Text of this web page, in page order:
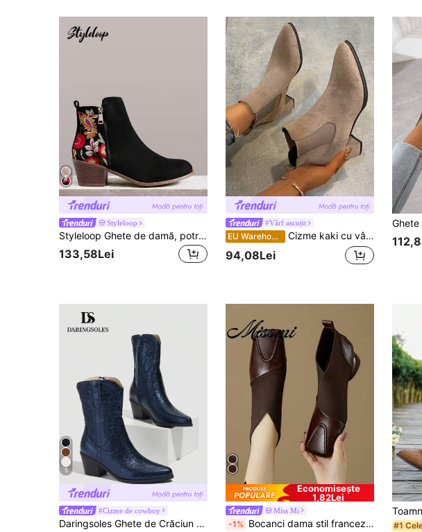
Styleloop
Styleloop Ghete de damă, potrivite pentru vacanță, stil boho, retro american, boem, stil western, festivaluri de muzică, petreceri, Crăciun, Halloween
133,58Lei
#Vârf ascuțit
EU Warehouse Cizme kaki cu vârful ascuțit pentru femei, toc gros, cizme de iarnă versatile, ghete confortabile, mărime mică până la jumătate, cizme pentru femei
94,08Lei
5
#Cizme de cowboy
Daringsoles Ghete de Crăciun pentru femei, cu vârful ascuțit și toc înalt, în stil western
Economisește
1,82Lei
Miss Mi
-1% Bocanci dama stil francez, cu decolteu adânc, vârf pătrat, toc mediu gros, guler tricotat, elastic, cu căptușeală termică, pentru primăvară/toamnă #1